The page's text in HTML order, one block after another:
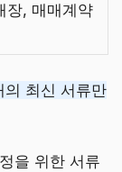
장, 매매계약
최신 서류만
을 위한 서류